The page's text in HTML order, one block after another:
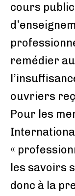
cours
remédier
ouvriers
Pour les
«
les savoirs
donc à la